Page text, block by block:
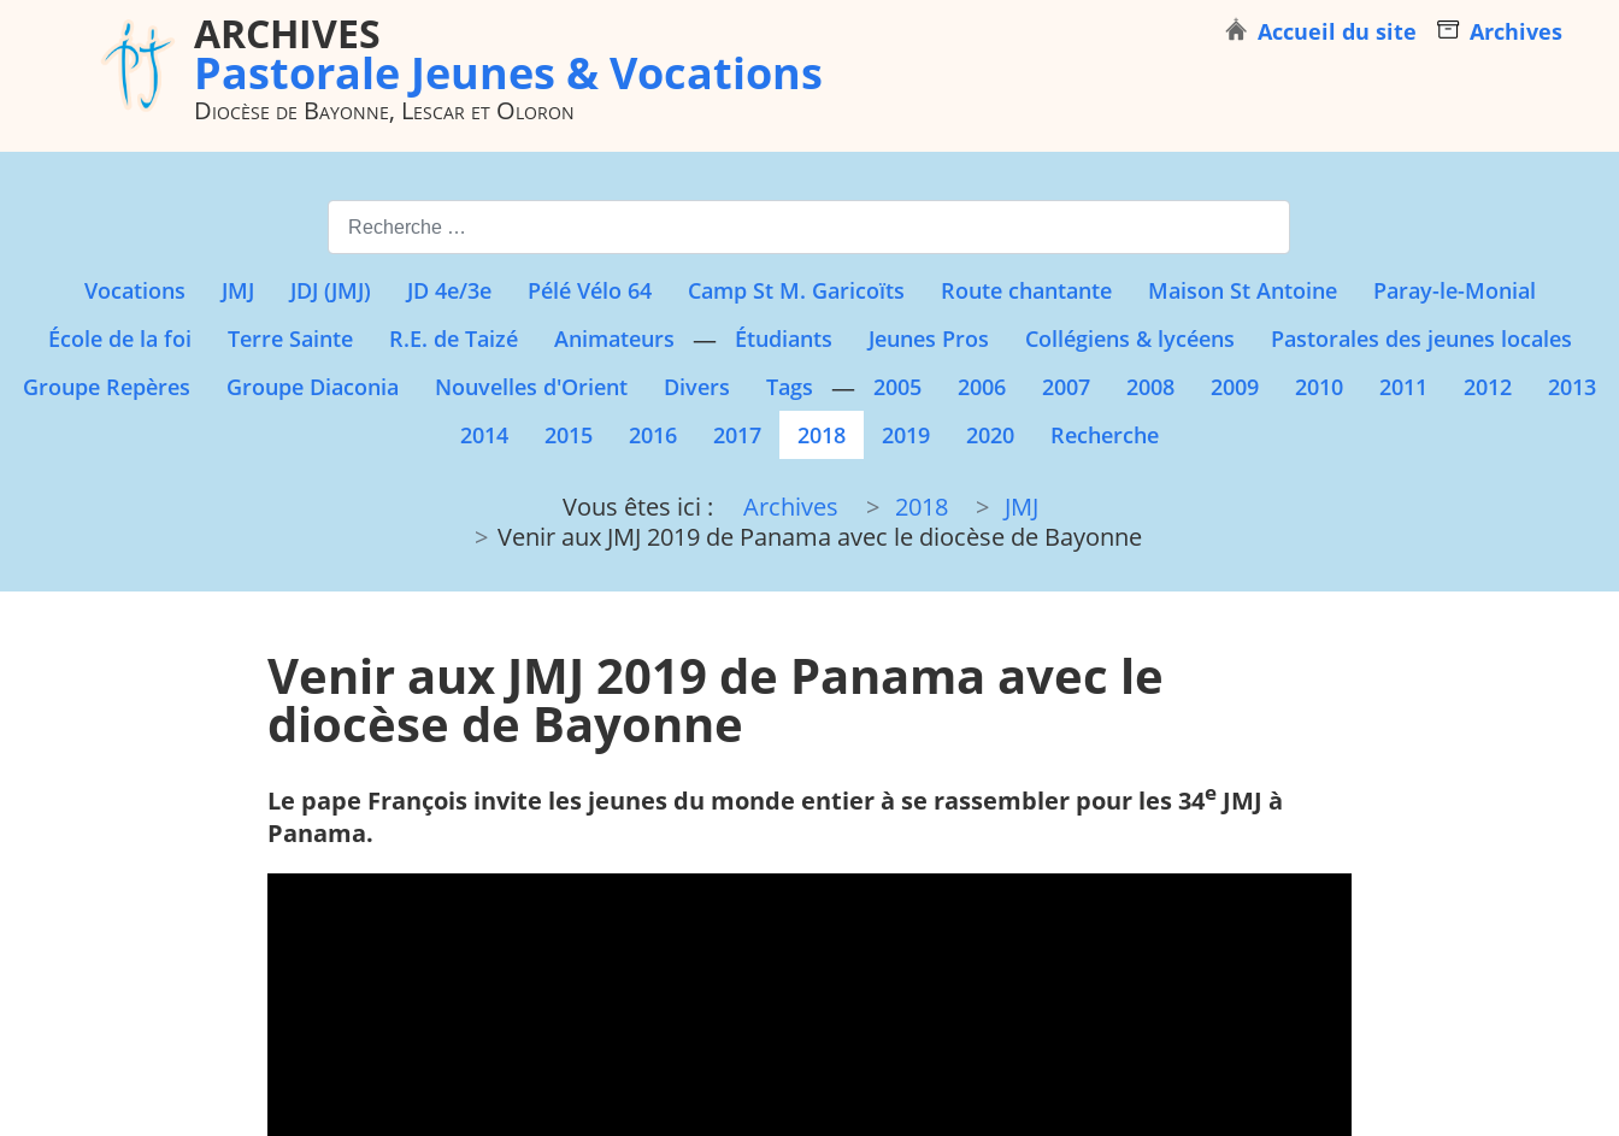
ARCHIVES
Pastorale Jeunes & Vocations
Diocèse de Bayonne, Lescar et Oloron
Accueil du site Archives
Valider
Vocations JMJ JDJ (JMJ) JD 4e/3e Pélé Vélo 64 Camp St M. Garicoïts Route chantante Maison St Antoine
Paray-le-Monial
École de la foi
Terre Sainte R.E. de Taizé Animateurs — Étudiants Jeunes Pros Collégiens & lycéens
Pastorales des jeunes locales
Groupe Repères
Groupe Diaconia Nouvelles d'Orient Divers Tags — 2005 2006 2007 2008 2009 2010 2011 2012
2013
2014
2015 2016 2017 2018 2019 2020 Recherche
Vous êtes ici : Archives 2018
JMJ
Venir aux JMJ 2019 de Panama avec le diocèse de Bayonne
Venir aux JMJ 2019 de Panama avec le
diocèse de Bayonne
Le pape François invite les jeunes du monde entier à se rassembler pour les 34e JMJ à
Panama.